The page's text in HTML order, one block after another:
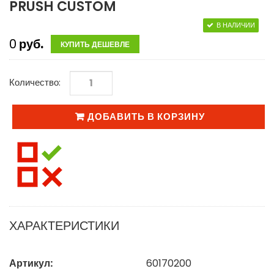
PRUSH CUSTOM
0 руб. КУПИТЬ ДЕШЕВЛЕ
В НАЛИЧИИ
Количество:
ДОБАВИТЬ В КОРЗИНУ
ХАРАКТЕРИСТИКИ
Артикул:
60170200